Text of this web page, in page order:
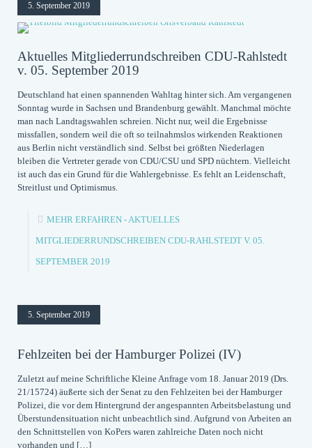
5. September 2019
Aktuelles Mitgliederrundschreiben CDU-Rahlstedt
v. 05. September 2019
Deutschland hat einen spannenden Wahltag hinter sich. Am vergangenen
Sonntag wurde in Sachsen und Brandenburg gewählt. Manchmal möchte
man nach Landtagswahlen schreien. Nicht nur, weil die Ergebnisse
missfallen, sondern weil die oft so teilnahmslos wirkenden Reaktionen
aus Berlin nicht verständlich sind. Selbst bei größten Niederlagen
bleiben die Vertreter gerade von CDU/CSU und SPD nüchtern. Vielleicht
ist auch das ein Grund für die Wahlergebnisse. Es fehlt an Leidenschaft,
Streitlust und Optimismus.
MEHR ERFAHREN - AKTUELLES
MITGLIEDERRUNDSCHREIBEN CDU-RAHLSTEDT V. 05.
SEPTEMBER 2019
5. September 2019
Fehlzeiten bei der Hamburger Polizei (IV)
Zuletzt auf meine Schriftliche Kleine Anfrage vom 18. Januar 2019 (Drs.
21/15724) äußerte sich der Senat zu den Fehlzeiten bei der Hamburger
Polizei, die vor dem Hintergrund der angespannten Arbeitsbelastung und
Überstundensituation nicht unbeachtlich sind. Aufgrund von Arbeiten an
den Schnittstellen von KoPers waren zahlreiche Daten noch nicht
vorhanden und […]